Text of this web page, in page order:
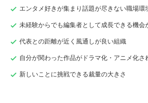
エンタメ好きが集まり話題が尽きない職場環
未経験からでも編集者として成長できる機会
代表との距離が近く風通しが良い組織
自分が関わった作品がドラマ化・アニメ化さ
新しいことに挑戦できる裁量の大きさ